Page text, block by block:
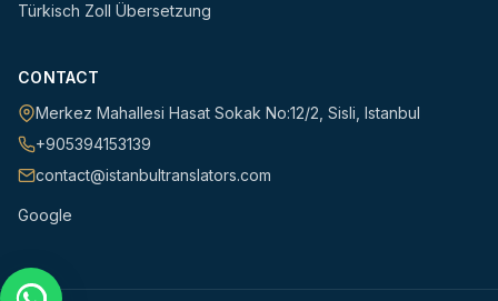
Türkisch Zoll Übersetzung
CONTACT
Merkez Mahallesi Hasat Sokak No:12/2 Sisli Istanbul
+905394153139
contact@istanbultranslators.com
Google